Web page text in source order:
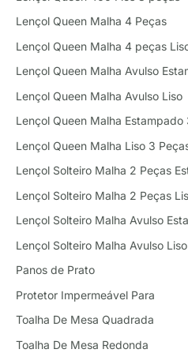
Lençol Queen Malha 4 Peças
Lençol Queen Malha 4 peças
Lençol Queen Malha Avulso
Lençol Queen Malha Avulso Liso
Lençol Queen Malha Estampado
Lençol Queen Malha Liso 3
Lençol Solteiro Malha 2 Peças
Lençol Solteiro Malha 2 Peças
Lençol Solteiro Malha Avulso
Lençol Solteiro Malha Avulso Liso
Panos de Prato
Protetor Impermeável Para
Toalha De Mesa Quadrada
Toalha De Mesa Redonda